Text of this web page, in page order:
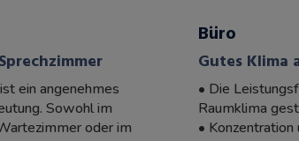
ein angenehmes
Sowohl im
oder im
Büro
Gutes Klima
• Die
Raumklima
• Konzentration